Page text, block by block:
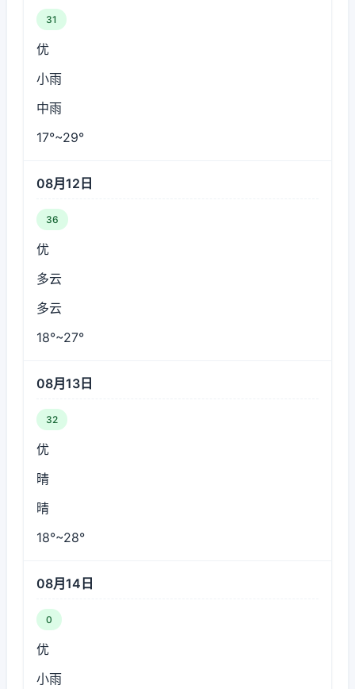
31
优
小雨
中雨
17°~29°
08月12日
36
优
多云
多云
18°~27°
08月13日
32
优
晴
晴
18°~28°
08月14日
0
优
小雨